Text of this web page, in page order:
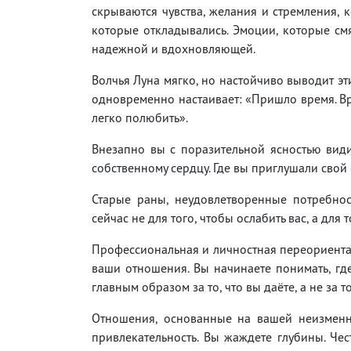
скрываются чувства, желания и
которые откладывались. Эмоции, которые
надежной и вдохновляющей.
Волчья Луна мягко, но настойчиво выводит
одновременно настаивает: «Пришло время.
легко полюбить».
Внезапно вы с поразительной ясностью
собственному сердцу. Где вы приглушали
Старые раны, неудовлетворенные
сейчас не для того, чтобы ослабить вас, а
Профессиональная и личностная
ваши отношения. Вы начинаете понимать,
главным образом за то, что вы даёте, а не за
Отношения, основанные на вашей
привлекательность. Вы жаждете глубины.